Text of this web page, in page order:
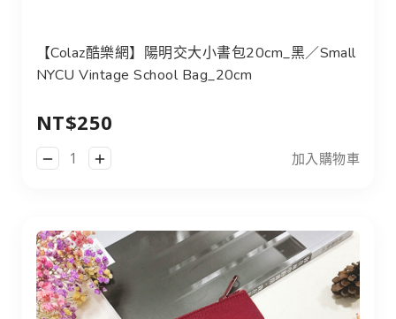
【Colaz酷樂網】陽明交大小書包20cm_黑／Small
【Colaz酷樂網】陽明交大小書包20cm_黑／Small
NYCU Vintage School Bag_20cm
NT$250
加入購物車